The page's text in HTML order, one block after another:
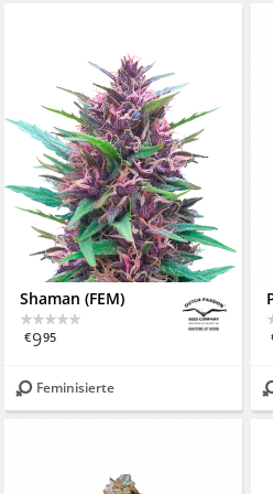
Shaman (FEM)
€995
Feminisierte